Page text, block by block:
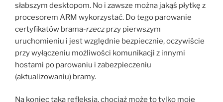
słabszym desktopom. No i zawsze można jakąś płytkę z
procesorem ARM wykorzystać. Do tego parowanie
certyfikatów brama-rzecz przy pierwszym
uruchomieniu i jest względnie bezpiecznie, oczywiście
przy wyłączeniu możliwości komunikacji z innymi
hostami po parowaniu i zabezpieczeniu
(aktualizowaniu) bramy.
Na koniec taka refleksja, chociaż może to tylko moje